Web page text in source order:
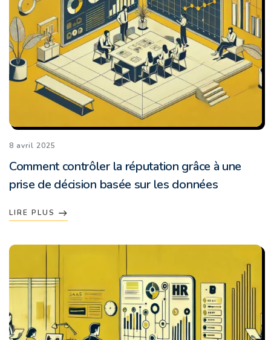
8 avril 2025
Comment contrôler la réputation grâce à une
prise de décision basée sur les données
LIRE PLUS